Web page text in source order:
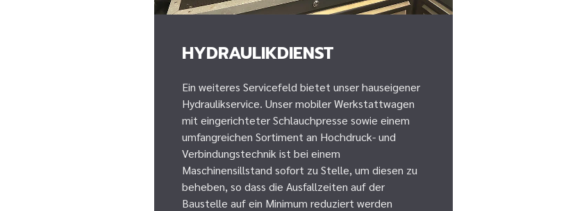
HYDRAULIKDIENST
Ein weiteres Servicefeld bietet unser hauseigener
Hydraulikservice. Unser mobiler Werkstattwagen
mit eingerichteter Schlauchpresse sowie einem
umfangreichen Sortiment an Hochdruck- und
Verbindungstechnik ist bei einem
Maschinensillstand sofort zu Stelle, um diesen zu
beheben, so dass die Ausfallzeiten auf der
Baustelle auf ein Minimum reduziert werden